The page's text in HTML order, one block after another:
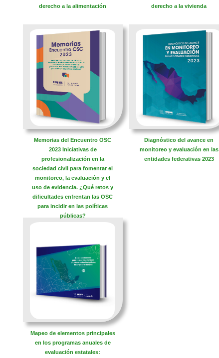
derecho a la alimentación
derecho a la vivienda
Memorias del Encuentro OSC
2023 Iniciativas de
profesionalización en la
sociedad civil para fomentar el
monitoreo, la evaluación y el
uso de evidencia. ¿Qué retos y
dificultades enfrentan las OSC
para incidir en las políticas
públicas?
Diagnóstico del avance en
monitoreo y evaluación en las
entidades federativas 2023
Mapeo de elementos principales
en los programas anuales de
evaluación estatales: